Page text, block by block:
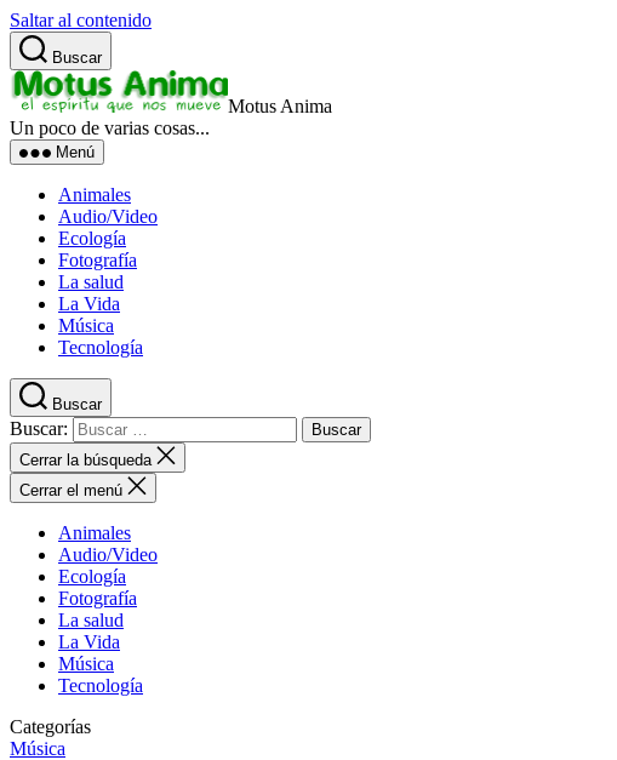
Saltar al contenido
Buscar
Motus Anima
Un poco de varias cosas...
Menú
Animales
Audio/Video
Ecología
Fotografía
La salud
La Vida
Música
Tecnología
Buscar
Buscar:
Cerrar la búsqueda
Cerrar el menú
Animales
Audio/Video
Ecología
Fotografía
La salud
La Vida
Música
Tecnología
Categorías
Música